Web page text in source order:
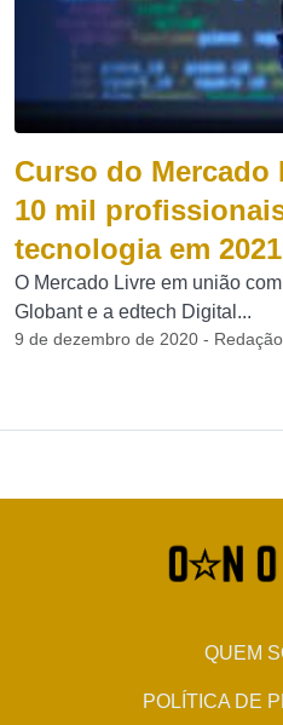
Curso do
10 mil
tecnologia em 2021
O Mercado Livre em união
Globant e a edtech Digital...
9 de dezembro de 2020 - Redação
QUEM
POLÍTICA DE